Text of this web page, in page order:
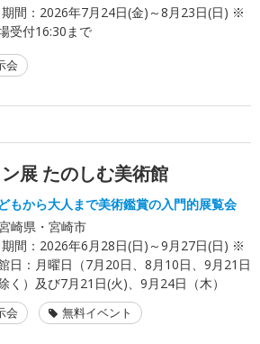
期間： 2026年7月24日(金)～8月23日(日) ※
受付16:30まで
会
展 たのしむ美術館
もから大人まで美術鑑賞の入門的展覧会
崎県・宮崎市
期間： 2026年6月28日(日)～9月27日(日) ※
日：月曜日（7月20日、8月10日、9月21日
く）及び7月21日(火)、9月24日（木）
会 無料イベント